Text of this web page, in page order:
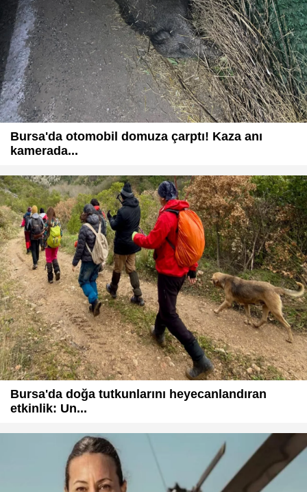
Bursa'da otomobil domuza çarptı! Kaza anı
kamerada...
Bursa'da doğa tutkunlarını heyecanlandıran
etkinlik: Un...